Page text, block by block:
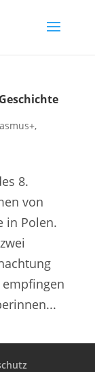
,
8.
von
in Polen.